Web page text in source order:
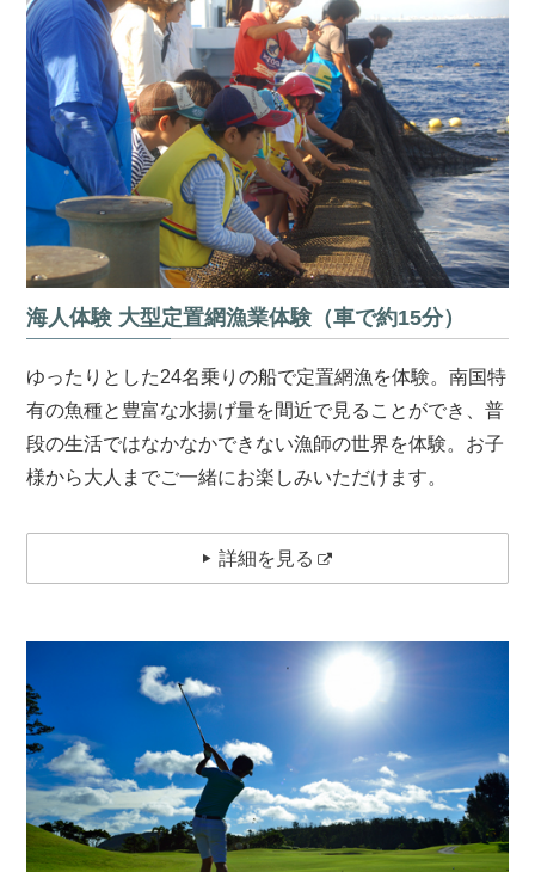
海人体験 大型定置網漁業体験（車で約15分）
ゆったりとした24名乗りの船で定置網漁を体験。南国特
有の魚種と豊富な水揚げ量を間近で見ることができ、普
段の生活ではなかなかできない漁師の世界を体験。お子
様から大人までご一緒にお楽しみいただけます。
詳細を見る